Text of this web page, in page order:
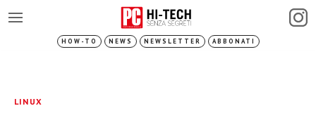
HOW-TO NEWS NEWSLETTER ABBONATI
LINUX